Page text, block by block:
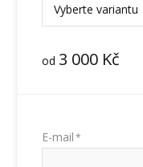
Vyberte variantu
od 3 000 Kč
E-mail *